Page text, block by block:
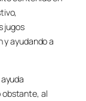
jugos
y ayudando a
obstante, al